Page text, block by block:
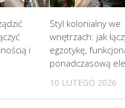
i
Styl kolonialny we
wnętrzach: jak
egzotykę,
ponadczasową
10 LUTEGO 2026